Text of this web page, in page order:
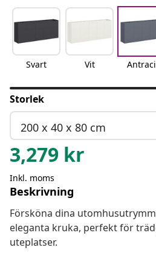
Svart Vit
Storlek
200 x 40 x 80 cm
3,279 kr
Inkl. moms
Beskrivning
Försköna dina
eleganta kruka, perfekt för
uteplatser.